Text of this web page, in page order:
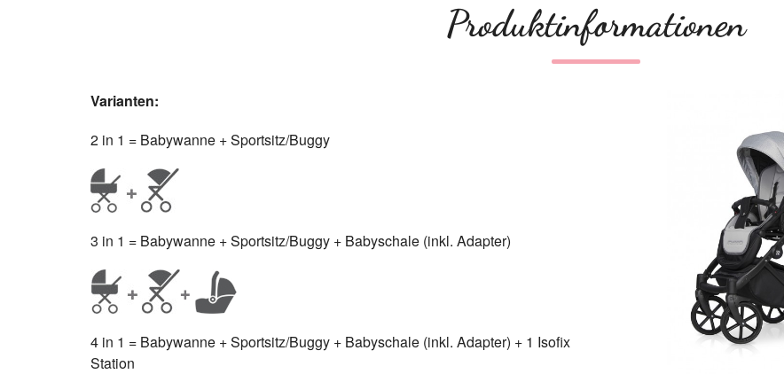
Produktinformationen
Varianten:
2 in 1 = Babywanne + Sportsitz/Buggy
3 in 1 = Babywanne + Sportsitz/Buggy + Babyschale (inkl. Adapter)
4 in 1 = Babywanne + Sportsitz/Buggy + Babyschale (inkl. Adapter) + 1 Isofix
Station